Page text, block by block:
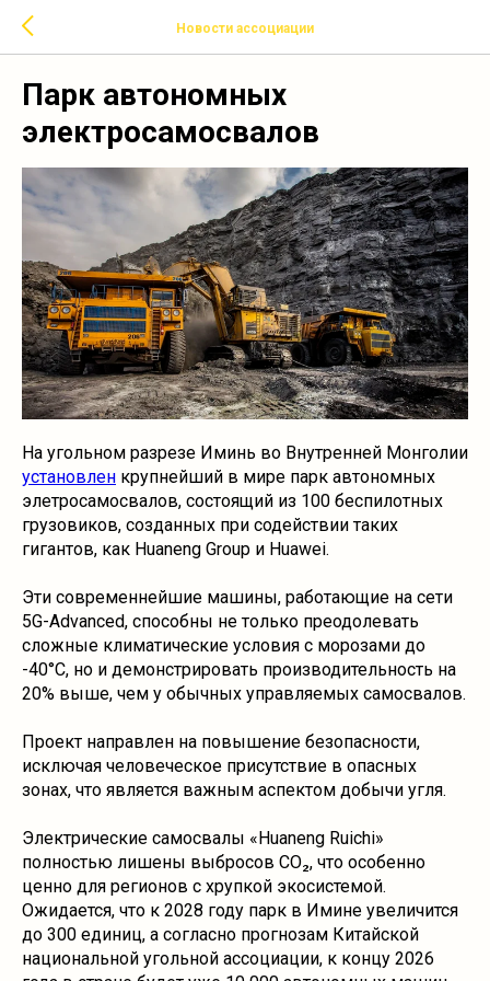
Новости ассоциации
Парк автономных
электросамосвалов
На угольном разрезе Иминь во Внутренней Монголии
установлен крупнейший в мире парк автономных
элетросамосвалов, состоящий из 100 беспилотных
грузовиков, созданных при содействии таких
гигантов, как Huaneng Group и Huawei.
Эти современнейшие машины, работающие на сети
5G-Advanced, способны не только преодолевать
сложные климатические условия с морозами до
-40°C, но и демонстрировать производительность на
20% выше, чем у обычных управляемых самосвалов.
Проект направлен на повышение безопасности,
исключая человеческое присутствие в опасных
зонах, что является важным аспектом добычи угля.
Электрические самосвалы «Huaneng Ruichi»
полностью лишены выбросов CO₂, что особенно
ценно для регионов с хрупкой экосистемой.
Ожидается, что к 2028 году парк в Имине увеличится
до 300 единиц, а согласно прогнозам Китайской
национальной угольной ассоциации, к концу 2026